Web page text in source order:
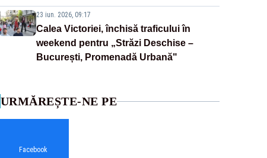
23 iun. 2026, 09:17
Calea Victoriei, închisă traficului în
weekend pentru „Străzi Deschise –
București, Promenadă Urbană"
URMĂREȘTE-NE PE
Facebook